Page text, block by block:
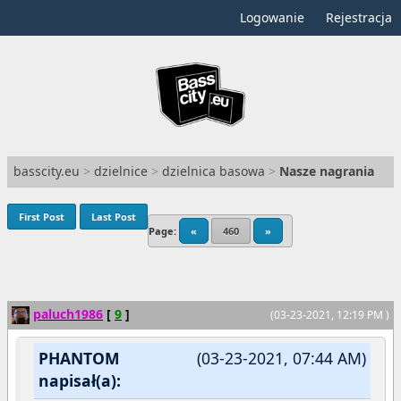
Logowanie Rejestracja
basscity.eu > dzielnice > dzielnica basowa > Nasze nagrania
Page: « 460 »
First Post Last Post
(03-23-2021, 12:19 PM )
paluch1986 [ 9 ]
(03-23-2021, 07:44 AM)
PHANTOM
napisał(a):